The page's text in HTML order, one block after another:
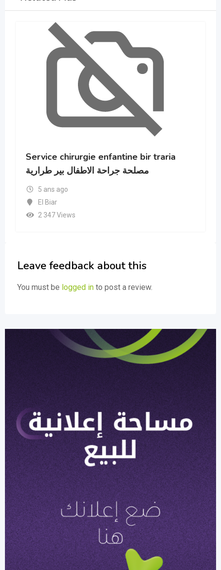
Service chirurgie enfantine bir traria
مصلحة جراحة الاطفال بير طرارية
5 ans ago
El Biar
2 347 Views
Leave feedback about this
You must be logged in to post a review.